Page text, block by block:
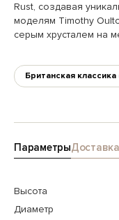
Rust, создавая
моделям Timothy
серым хрусталем на
Британская
Параметры
Высота
Диаметр